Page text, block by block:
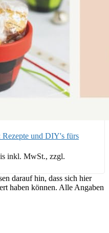
Rezepte und DIY's fürs
inkl. MwSt., zzgl.
darauf hin, dass sich hier
haben können. Alle Angaben